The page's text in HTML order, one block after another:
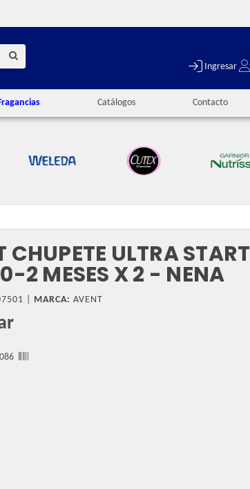
Ingresar
Catálogos Contacto
CHUPETE ULTRA START
2 MESES X 2 - NENA
| MARCA: AVENT